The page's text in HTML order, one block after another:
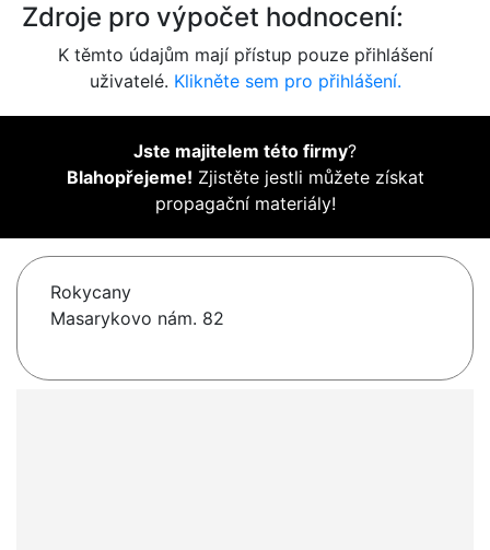
Zdroje pro výpočet hodnocení:
K těmto údajům mají přístup pouze přihlášení
uživatelé. Klikněte sem pro přihlášení.
Jste majitelem této firmy?
Blahopřejeme! Zjistěte jestli můžete získat
propagační materiály!
Rokycany
Masarykovo nám. 82